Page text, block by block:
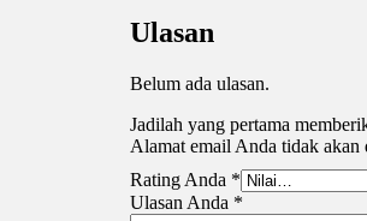
Ulasan
Belum ada ulasan.
Jadilah yang pertama
Alamat email Anda tidak akan
Rating Anda *
Ulasan Anda *